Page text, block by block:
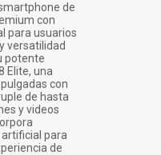
de
con
para usuarios
versatilidad
potente
Elite, una
con
de hasta
y videos
para
de